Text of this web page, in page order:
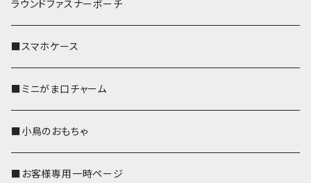
ラウンドファスナーポーチ
■スマホケース
■ミニがま口チャーム
■小鳥のおもちゃ
■お客様専用一時ページ